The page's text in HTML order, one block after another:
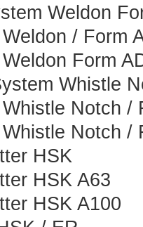
Weldon
/ Form
Form
Whistle
Notch /
Notch /
HSK
HSK A63
HSK A100